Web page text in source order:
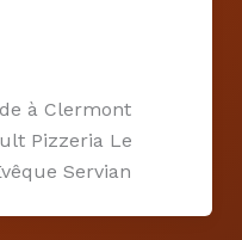
à Clermont
Pizzeria Le
Servian